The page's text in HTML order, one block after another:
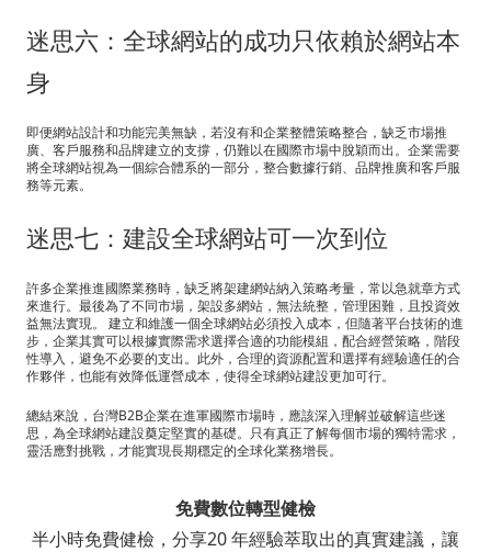
迷思六：全球網站的成功只依賴於網站本
身
即便網站設計和功能完美無缺，若沒有和企業整體策略整合，缺乏市場推
廣、客戶服務和品牌建立的支撐，仍難以在國際市場中脫穎而出。企業需要
將全球網站視為一個綜合體系的一部分，整合數據行銷、品牌推廣和客戶服
務等元素。
迷思七：建設全球網站可一次到位
許多企業推進國際業務時，缺乏將架建網站納入策略考量，常以急就章方式
來進行。最後為了不同市場，架設多網站，無法統整，管理困難，且投資效
益無法實現。 建立和維護一個全球網站必須投入成本，但隨著平台技術的進
步，企業其實可以根據實際需求選擇合適的功能模組，配合經營策略，階段
性導入，避免不必要的支出。此外，合理的資源配置和選擇有經驗適任的合
作夥伴，也能有效降低運營成本，使得全球網站建設更加可行。
總結來說，台灣B2B企業在進軍國際市場時，應該深入理解並破解這些迷
思，為全球網站建設奠定堅實的基礎。只有真正了解每個市場的獨特需求，
靈活應對挑戰，才能實現長期穩定的全球化業務增長。
免費數位轉型健檢
半小時免費健檢，分享20 年經驗萃取出的真實建議，讓